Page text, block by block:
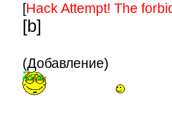
[Hack Attempt! The
[b]
(Добавление)